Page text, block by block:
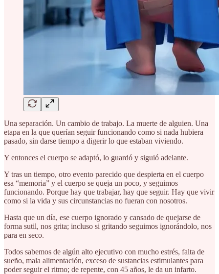
Una separación. Un cambio de trabajo. La muerte de alguien. Una
etapa en la que querían seguir funcionando como si nada hubiera
pasado, sin darse tiempo a digerir lo que estaban viviendo.
Y entonces el cuerpo se adaptó, lo guardó y siguió adelante.
Y tras un tiempo, otro evento parecido que despierta en el cuerpo
esa “memoria” y el cuerpo se queja un poco, y seguimos
funcionando. Porque hay que trabajar, hay que seguir. Hay que vivir
como si la vida y sus circunstancias no fueran con nosotros.
Hasta que un día, ese cuerpo ignorado y cansado de quejarse de
forma sutil, nos grita; incluso si gritando seguimos ignorándolo, nos
para en seco.
Todos sabemos de algún alto ejecutivo con mucho estrés, falta de
sueño, mala alimentación, exceso de sustancias estimulantes para
poder seguir el ritmo; de repente, con 45 años, le da un infarto.